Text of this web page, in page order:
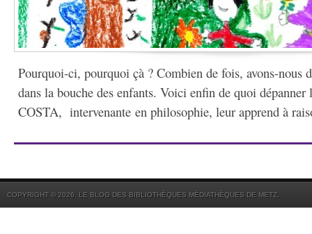
Pourquoi-ci, pourquoi çà ? Combien de fois, avons-nous
dans la bouche des enfants. Voici enfin de quoi dépanner
COSTA, intervenante en philosophie, leur apprend à
COPYRIGHT © 2026. LE BLOG DES BIBLIOTHÈQUES MÉDIATHÈQUES DE METZ.